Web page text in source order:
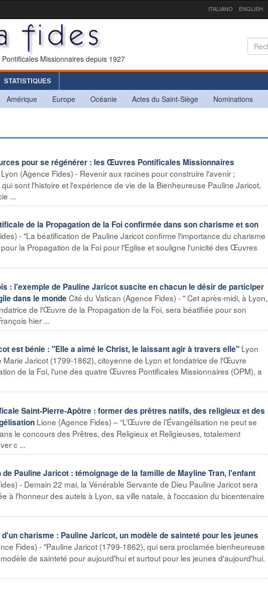
ITALIANO ENGLISH
Missionnaires depuis 1927
STATISTIQUES
Amérique Europe Océanie Actes du Saint-Siège Nominations
pour se régénérer : les Œuvres Pontificales Missionnaires
Lyon (Agence Fides) - Revenir aux racines pour construire l'avenir ;
sont l'histoire et l'expérience de vie de la Bienheureuse Pauline Jaricot,
...
de la Propagation de la Foi confirmée dans son charisme et son
- "La béatification de Pauline Jaricot confirme l'importance du charisme
la Propagation de la Foi pour l'Eglise et souligne l'unicité des Œuvres
: l'exemple de Pauline Jaricot suscite en chacun le désir de participer
dans le monde Cité du Vatican (Agence Fides) - " Cet après-midi, à Lyon,
de l'Œuvre de la Propagation de la Foi, sera béatifiée pour son
hier ...
est bénie : "Elle a aimé le Christ, le laissant agir à travers elle" Lyon
Marie Jaricot (1799-1862), citoyenne de Lyon et fondatrice de l'Œuvre
de la Foi, l'une des quatre Œuvres Pontificales Missionnaires (OPM), a
Saint-Pierre-Apôtre : former des prêtres natifs, des religieux et des
Lione (Agence Fides) – “L’Œuvre de l’Évangélisation ne peut se
le concours des Prêtres, des Religieux et Religieuses, totalement
c ...
de Pauline Jaricot : témoignage de la famille de Mayline Tran, l'enfant
- Demain 22 mai, la Vénérable Servante de Dieu Pauline Jaricot sera
à l'honneur des autels à Lyon, sa ville natale, à l'occasion du bicentenaire
d'un charisme : Pauline Jaricot, un modèle de sainteté pour les jeunes
Fides) - "Pauline Jaricot (1799-1862), qui sera proclamée bienheureuse
de sainteté pour aujourd'hui et surtout pour les jeunes d'aujourd'hui.